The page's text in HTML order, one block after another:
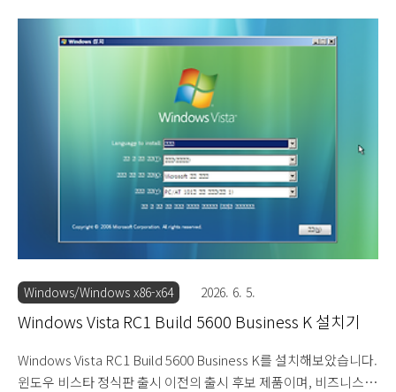
지 이어집니다. 메신저와 미디어 플레이어 프로그램의 포함 유무에
따라 K와 KN 버전으로 나뉩니다. 설치 DVD를 넣고 부팅 중입니다.
윈도우 비스타 RC1 빌드 5600의 설치를 시작합니다. 한글이 깨져
서 나옵니다. 다음을 눌러 설치를 진행합니다. 제품 키를 입력하는
단계입니다. 입력하지 않고 넘어갑니다. 설치할 에디션을 선택합니
다. 얼티밋을 선택합니다. 사용권 계약서입니다. 동의함에 체크하고
넘어갑니다. 설치 옵션을 선택합..
Windows/Windows x86-x64 2026. 6. 5.
Windows Vista RC1 Build 5600 Business K 설치기
Windows Vista RC1 Build 5600 Business K를 설치해보았습니다.
윈도우 비스타 정식판 출시 이전의 출시 후보 제품이며, 비즈니스 K